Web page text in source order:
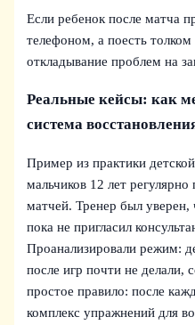
Если ребенок после матча
телефоном, а поесть
откладывание проблем на
Реальные кейсы: как
система
Пример из практики
мальчиков 12 лет
матчей. Тренер был уверен,
пока не пригласил
Проанализировали режим:
после игр почти не делали,
простое правило: после
комплекс упражнений для